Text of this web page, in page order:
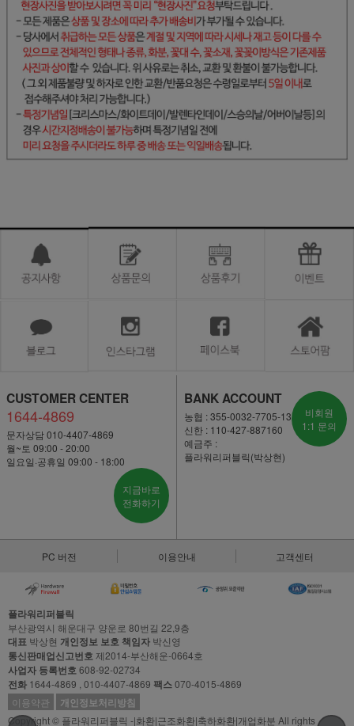
CUSTOMER CENTER
1644-4869
문자상담 010-4407-4869
월~토 09:00 - 20:00
일요일·공휴일 09:00 - 18:00
지금바로
전화하기
BANK ACCOUNT
농협 : 355-0032-7705-13
신한 : 110-427-887160
예금주 :
플라워리퍼블릭(박상현)
비회원
1:1 문의
PC 버전 이용안내 고객센터
플라워리퍼블릭
부산광역시 해운대구 양운로 80번길 22,9층
대표 박상현 개인정보 보호 책임자 박신영
통신판매업신고번호제2014-부산해운-0664호
사업자 등록번호608-92-02734
전화 1644-4869 , 010-4407-4869 팩스070-4015-4869
이용약관
개인정보처리방침
Copyright © 플라워리퍼블릭 -|화환|근조화환|축하화환|개업화분 All rights